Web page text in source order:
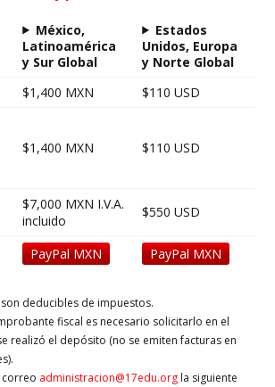
México,
Latinoamérica
y Sur Global
Estados
Unidos, Europa
y Norte Global
$1,400 MXN
$110 USD
$1,400 MXN $110 USD
$7,000 MXN I.V.A.
incluido
$550 USD
PayPal MXN PayPal MXN
deducibles de impuestos.
fiscal es necesario solicitarlo en el
realizó el depósito (no se emiten facturas en
correo administracion@17edu.org la siguiente